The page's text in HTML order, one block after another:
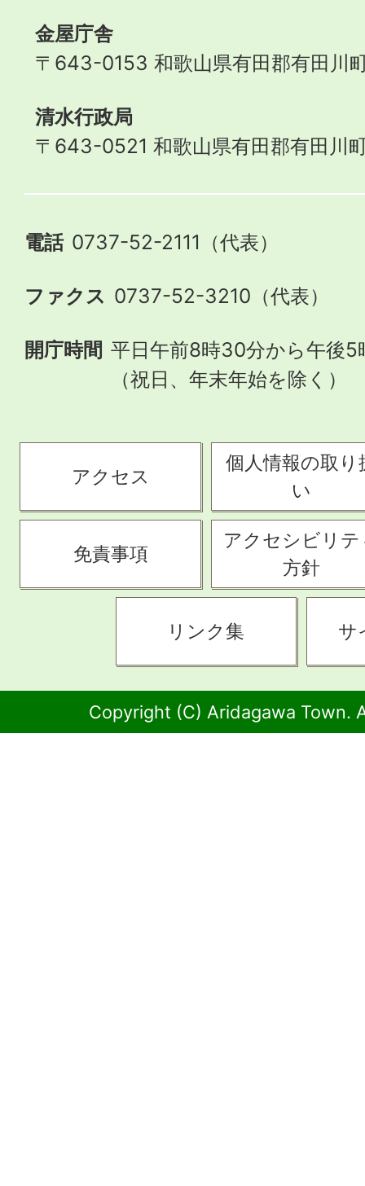
金屋庁舎
〒643-0153 和歌山県有田郡有田川
清水行政局
〒643-0521 和歌山県有田郡有田川
電話 0737-52-2111（代表）
ファクス 0737-52-3210（代表）
開庁時間 平日午前8時30分から午後5
（祝日、年末年始を除く）
アクセス
個人情報の取り
い
免責事項
アクセシビリテ
方針
リンク集 サ
Copyright (C) Aridagawa Town.